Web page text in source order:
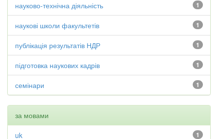
1
науково-технічна діяльність
1
наукові школи факультетів
1
публікація результатів НДР
1
підготовка наукових кадрів
1
семінари
за мовами
1
uk